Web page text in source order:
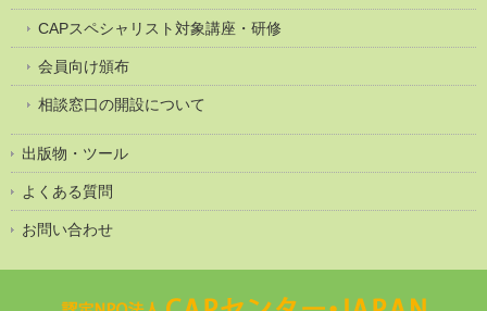
CAPスペシャリスト対象講座・研修
会員向け頒布
相談窓口の開設について
出版物・ツール
よくある質問
お問い合わせ